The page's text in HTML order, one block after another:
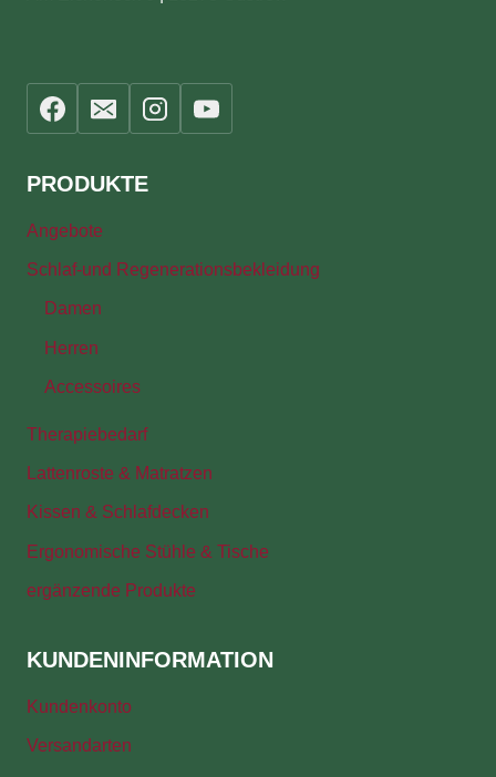
PRODUKTE
Angebote
Schlaf-und Regenerationsbekleidung
Damen
Herren
Accessoires
Therapiebedarf
Lattenroste & Matratzen
Kissen & Schlafdecken
Ergonomische Stühle & Tische
ergänzende Produkte
KUNDENINFORMATION
Kundenkonto
Versandarten